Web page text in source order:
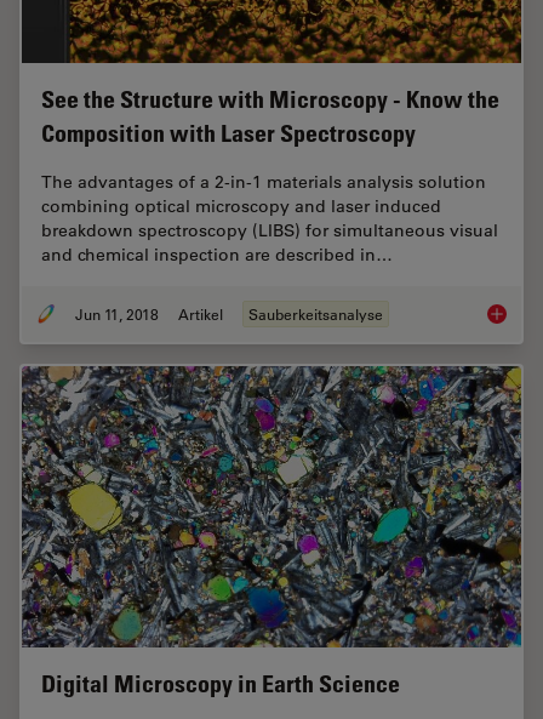
See the Structure with Microscopy - Know the
Composition with Laser Spectroscopy
The advantages of a 2-in-1 materials analysis solution
combining optical microscopy and laser induced
breakdown spectroscopy (LIBS) for simultaneous visual
and chemical inspection are described in…
Jun 11, 2018 Artikel Sauberkeitsanalyse See
Digital Microscopy in Earth Science